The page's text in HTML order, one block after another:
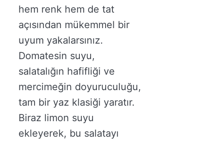
hem renk hem de tat
açısından mükemmel bir
uyum yakalarsınız.
Domatesin suyu,
salatalığın hafifliği ve
mercimeğin doyuruculuğu,
tam bir yaz klasiği yaratır.
Biraz limon suyu
ekleyerek, bu salatayı